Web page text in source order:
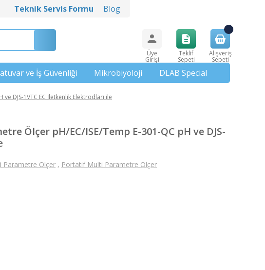
Teknik Servis Formu Blog
Üye
Girişi
Teklif
Sepeti
Alışveriş
Sepeti
ve İş Güvenliği Mikrobiyoloji DLAB Special
DJS-1VTC EC İletkenlik Elektrodları ile
Ölçer pH/EC/ISE/Temp E-301-QC pH ve DJS-
Parametre Ölçer , Portatif Multi Parametre Ölçer